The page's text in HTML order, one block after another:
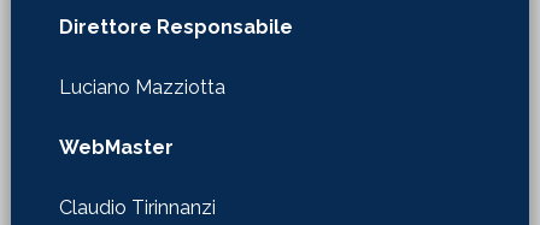
Direttore Responsabile
Luciano Mazziotta
WebMaster
Claudio Tirinnanzi